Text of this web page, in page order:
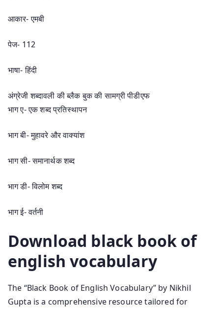
आकार- एमबी
पेज- 112
भाषा- हिंदी
अंग्रेजी शब्दावली की ब्लैक बुक की सामग्री पीडीएफ
भाग ए- एक शब्द प्रतिस्थापन
भाग बी- मुहावरे और वाक्यांश
भाग सी- समानार्थक शब्द
भाग डी- विलोम शब्द
भाग ई- वर्तनी
Download black book of
english vocabulary
The “Black Book of English Vocabulary” by Nikhil
Gupta is a comprehensive resource tailored for